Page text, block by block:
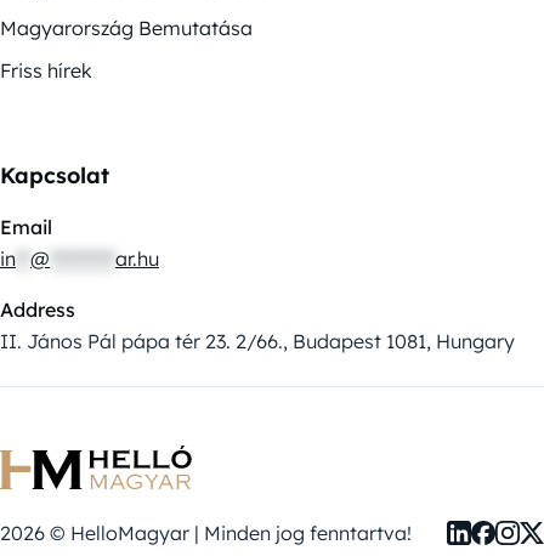
Magyarország Bemutatása
Friss hírek
Kapcsolat
Email
in @ ar.hu
Address
II. János Pál pápa tér 23. 2/66., Budapest 1081, Hungary
2026 © HelloMagyar | Minden jog fenntartva!